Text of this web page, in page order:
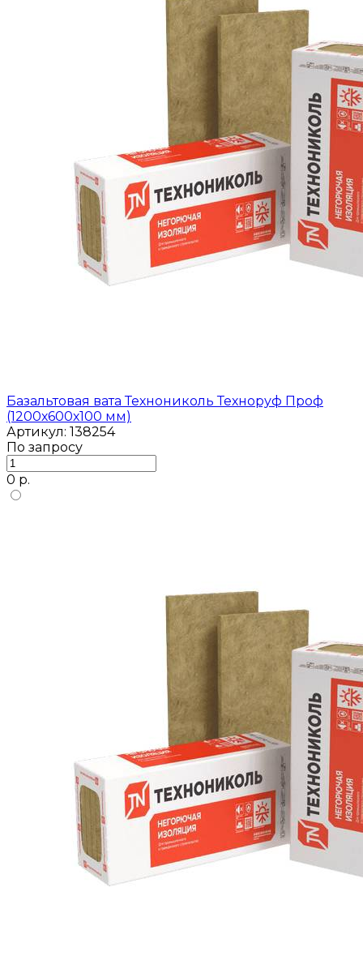
Базальтовая вата Технониколь Техноруф Проф
(1200х600х100 мм)
Артикул: 138254
По запросу
0 р.